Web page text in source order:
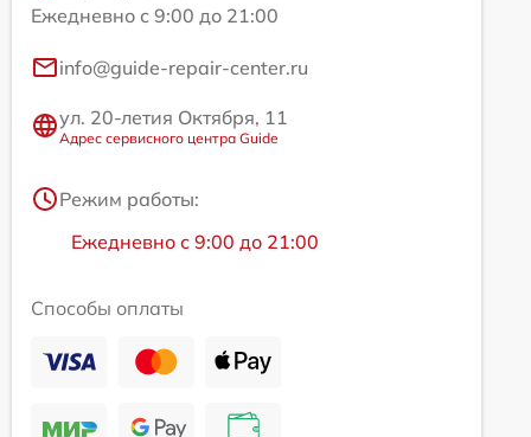
Ежедневно с 9:00 до 21:00
info@guide-repair-center.ru
ул. 20-летия Октября, 11
Адрес сервисного центра Guide
Режим работы:
Ежедневно с 9:00 до 21:00
Способы оплаты